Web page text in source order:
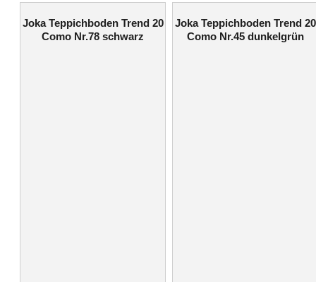
Joka Teppichboden Trend 20
Como Nr.78 schwarz
Joka Teppichboden Trend 20
Como Nr.45 dunkelgrün